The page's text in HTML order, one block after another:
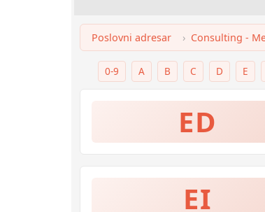
Poslovni adresar Consulting -
0-9 A B C D E
ED
EI